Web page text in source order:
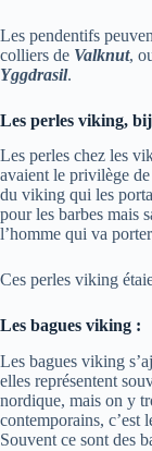
Les pendentifs
colliers de Valknut,
Yggdrasil.
Les perles viking,
Les perles chez les
avaient le privilège
du viking qui les
pour les barbes mais
l’homme qui va
Ces perles viking
Les bagues viking :
Les bagues viking
elles représentent
nordique, mais on y
contemporains, c’est
Souvent ce sont des